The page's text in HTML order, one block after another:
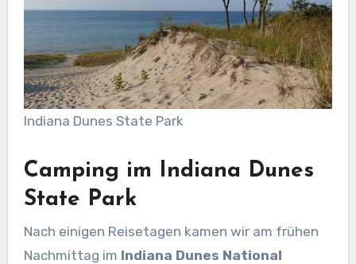
Indiana Dunes State Park
Camping im Indiana Dunes
State Park
Nach einigen Reisetagen kamen wir am frühen
Nachmittag im Indiana Dunes National